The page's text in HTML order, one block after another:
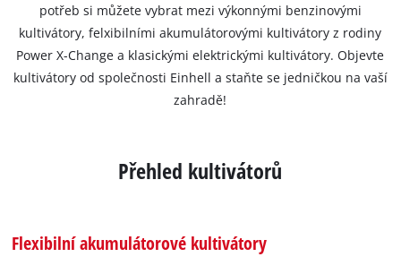
potřeb si můžete vybrat mezi výkonnými benzinovými
kultivátory, felxibilními akumulátorovými kultivátory z rodiny
Power X-Change a klasickými elektrickými kultivátory. Objevte
kultivátory od společnosti Einhell a staňte se jedničkou na vaší
zahradě!
Přehled kultivátorů
Flexibilní akumulátorové kultivátory